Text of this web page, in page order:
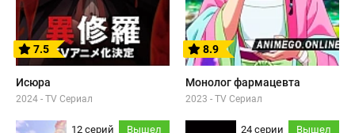
7.5
Исюра
2024 - TV Сериал
8.9
Монолог фармацевта
2023 - TV Сериал
12 серий Вышел 24 серии Вышел